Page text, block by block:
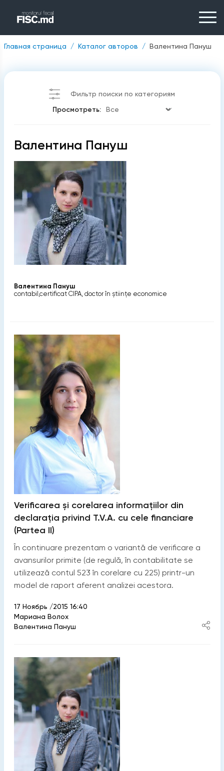
Главная страница Каталог авторов Валентина Пануш
Фильтр поиски по категориям
Просмотреть:
Валентина Пануш
Валентина Пануш
contabil,certificat CIPA, doctor în științe economice
Verificarea și corelarea informațiilor din
declarația privind T.V.A. cu cele financiare
(Partea II)
În continuare prezentam o variantă de verificare a
avansurilor primite (de regulă, în contabilitate se
utilizează contul 523 în corelare cu 225) printr-un
model de raport aferent analizei acestora.
17 Ноябрь /2015 16:40
Мариана Волох
Валентина Пануш